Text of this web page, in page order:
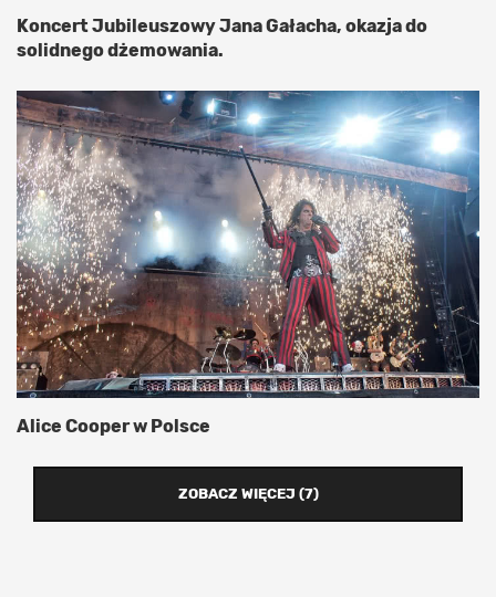
Koncert Jubileuszowy Jana Gałacha, okazja do
solidnego dżemowania.
Alice Cooper w Polsce
ZOBACZ WIĘCEJ (7)